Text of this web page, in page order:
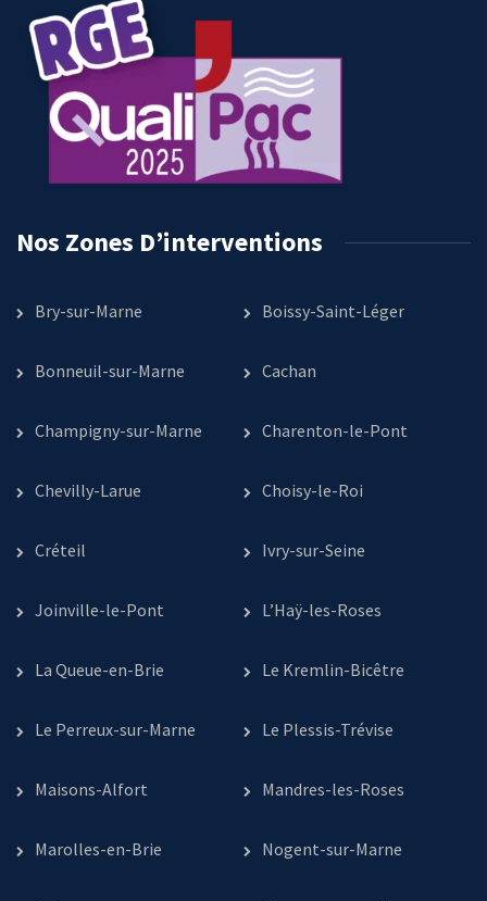
Nos Zones D’interventions
Bry-sur-Marne Boissy-Saint-Léger
Bonneuil-sur-Marne Cachan
Champigny-sur-Marne Charenton-le-Pont
Chevilly-Larue Choisy-le-Roi
Créteil Ivry-sur-Seine
Joinville-le-Pont L’Haÿ-les-Roses
La Queue-en-Brie Le Kremlin-Bicêtre
Le Perreux-sur-Marne Le Plessis-Trévise
Maisons-Alfort Mandres-les-Roses
Marolles-en-Brie Nogent-sur-Marne